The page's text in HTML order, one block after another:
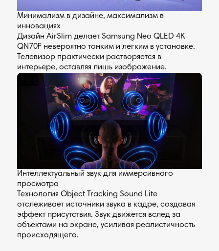
Минимализм в дизайне, максимализм в
инновациях
Дизайн AirSlim делает Samsung Neo QLED 4K
QN70F невероятно тонким и легким в установке.
Телевизор практически растворяется в
интерьере, оставляя лишь изображение.
Интеллектуальный звук для иммерсивного
просмотра
Технология Object Tracking Sound Lite
отслеживает источники звука в кадре, создавая
эффект присутствия. Звук движется вслед за
объектами на экране, усиливая реалистичность
происходящего.